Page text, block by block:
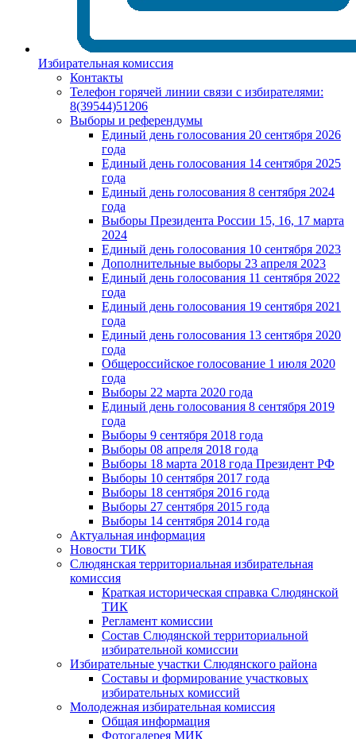
Избирательная комиссия
Контакты
Телефон горячей линии связи с избирателями:
8(39544)51206
Выборы и референдумы
Единый день голосования 20 сентября 2026
года
Единый день голосования 14 сентября 2025
года
Единый день голосования 8 сентября 2024
года
Выборы Президента России 15, 16, 17 марта
2024
Единый день голосования 10 сентября 2023
Дополнительные выборы 23 апреля 2023
Единый день голосования 11 сентября 2022
года
Единый день голосования 19 сентября 2021
года
Единый день голосования 13 сентября 2020
года
Общероссийское голосование 1 июля 2020
года
Выборы 22 марта 2020 года
Единый день голосования 8 сентября 2019
года
Выборы 9 сентября 2018 года
Выборы 08 апреля 2018 года
Выборы 18 марта 2018 года Президент РФ
Выборы 10 сентября 2017 года
Выборы 18 сентября 2016 года
Выборы 27 сентября 2015 года
Выборы 14 сентября 2014 года
Актуальная информация
Новости ТИК
Слюдянская территориальная избирательная
комиссия
Краткая историческая справка Слюдянской
ТИК
Регламент комиссии
Состав Слюдянской территориальной
избирательной комиссии
Избирательные участки Слюдянского района
Составы и формирование участковых
избирательных комиссий
Молодежная избирательная комиссия
Общая информация
Фотогалерея МИК